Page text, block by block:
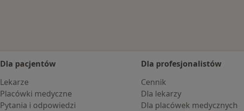
Dla pacjentów
Lekarze
Placówki medyczne
Pytania i odpowiedzi
Dla profesjonalistów
Cennik
Dla lekarzy
Dla placówek medycznych